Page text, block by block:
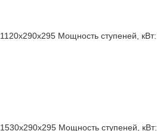
1120x290x295 Мощность ступеней, кВт:
1530x290x295 Мощность ступеней, кВт: